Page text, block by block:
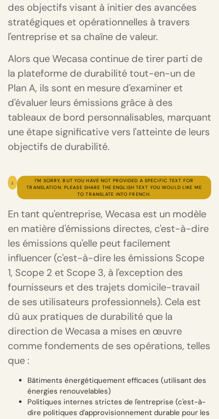
des objectifs visant à initier des avancées
stratégiques et opérationnelles à travers
l'entreprise et sa chaîne de valeur.
Alors que Wecasa continue de tirer parti de
la plateforme de durabilité tout-en-un de
Plan A, ils sont en mesure d'examiner et
d'évaluer leurs émissions grâce à des
tableaux de bord personnalisables, marquant
une étape significative vers l'atteinte de leurs
objectifs de durabilité.
I'M SORRY, BUT YOU HAVE NOT PROVIDED A SPECIFIC TEXT FOR
TRANSLATION. PLEASE SHARE THE ENGLISH TEXT YOU WOULD LIKE ME
TO TRANSLATE INTO FRENCH.
En tant qu'entreprise, Wecasa est un modèle
en matière d'émissions directes, c'est-à-dire
les émissions qu'elle peut facilement
influencer (c'est-à-dire les émissions Scope
1, Scope 2 et Scope 3, à l'exception des
fournisseurs et des trajets domicile-travail
de ses utilisateurs professionnels). Cela est
dû aux pratiques de durabilité que la
direction de Wecasa a mises en œuvre
comme fondements de ses opérations, telles
que :
Bâtiments énergétiquement efficaces (utilisant des
énergies renouvelables)
Politiques internes strictes de l'entreprise (c'est-à-
dire politiques d'approvisionnement durable pour les